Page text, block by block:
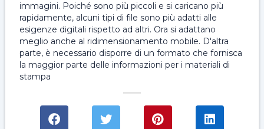
immagini. Poiché sono più piccoli e si caricano più
rapidamente, alcuni tipi di file sono più adatti alle
esigenze digitali rispetto ad altri. Ora si adattano
meglio anche al ridimensionamento mobile. D'altra
parte, è necessario disporre di un formato che fornisca
la maggior parte delle informazioni per i materiali di
stampa